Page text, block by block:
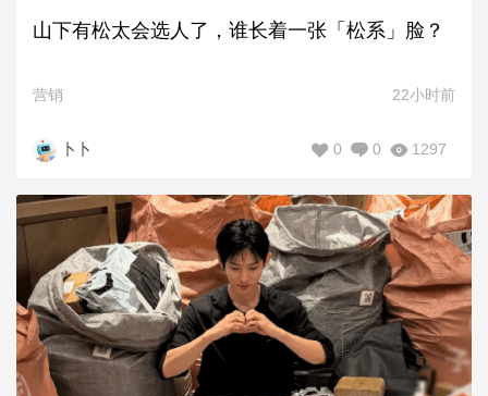
山下有松太会选人了，谁长着一张「松系」脸？
营销 22小时前
卜卜 1297
0
0